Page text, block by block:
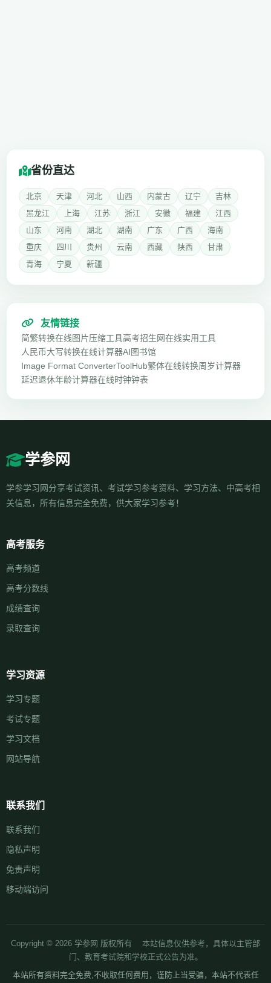
省份直达
北京 天津 河北 山西 内蒙古 辽宁
吉林
黑龙江
上海 江苏 浙江 安徽 福建
江西
山东
河南 湖北 湖南 广东 广西
海南
重庆
四川 贵州 云南 西藏 陕西
甘肃
青海
宁夏 新疆
友情链接
简繁转换在线图片压缩工具高考招生网在线实用工具
人民币大写转换在线计算器AI图书馆
Image Format ConverterToolHub繁体在线转换周岁计算器
延迟退休年龄计算器在线时钟钟表
学参网
学参学习网分享考试资讯、考试学习参考资料、学习方法、中高考相
关信息，所有信息完全免费，供大家学习参考！
高考服务
高考频道
高考分数线
成绩查询
录取查询
学习资源
学习专题
考试专题
学习文档
网站导航
联系我们
联系我们
隐私声明
免责声明
移动端访问
Copyright © 2026 学参网 版权所有 本站信息仅供参考，具体以主管部
门、教育考试院和学校正式公告为准。
本站所有资料完全免费,不收取任何费用，谨防上当受骗，本站不代表任